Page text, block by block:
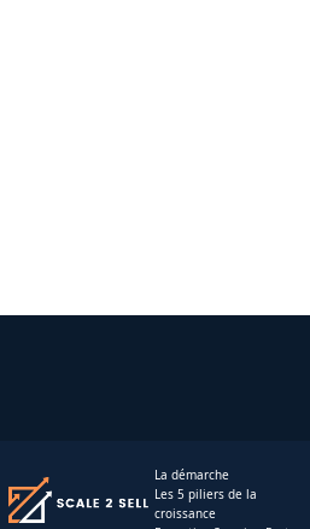
La démarche
Les 5 piliers de la
croissance